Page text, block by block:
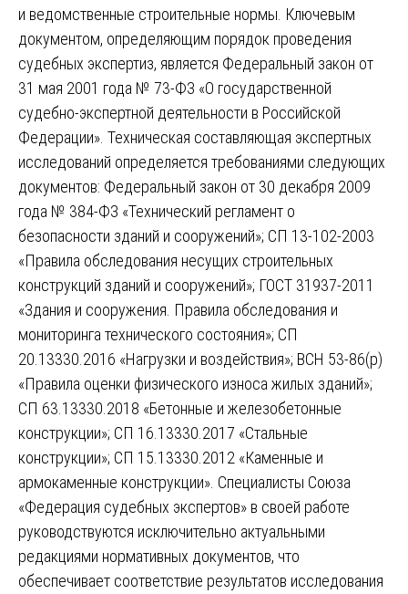
и ведомственные строительные нормы. Ключевым
документом, определяющим порядок проведения
судебных экспертиз, является Федеральный закон от
31 мая 2001 года № 73-ФЗ «О государственной
судебно-экспертной деятельности в Российской
Федерации». Техническая составляющая экспертных
исследований определяется требованиями следующих
документов: Федеральный закон от 30 декабря 2009
года № 384-ФЗ «Технический регламент о
безопасности зданий и сооружений»; СП 13-102-2003
«Правила обследования несущих строительных
конструкций зданий и сооружений»; ГОСТ 31937-2011
«Здания и сооружения. Правила обследования и
мониторинга технического состояния»; СП
20.13330.2016 «Нагрузки и воздействия»; ВСН 53-86(р)
«Правила оценки физического износа жилых зданий»;
СП 63.13330.2018 «Бетонные и железобетонные
конструкции»; СП 16.13330.2017 «Стальные
конструкции»; СП 15.13330.2012 «Каменные и
армокаменные конструкции». Специалисты Союза
«Федерация судебных экспертов» в своей работе
руководствуются исключительно актуальными
редакциями нормативных документов, что
обеспечивает соответствие результатов исследования